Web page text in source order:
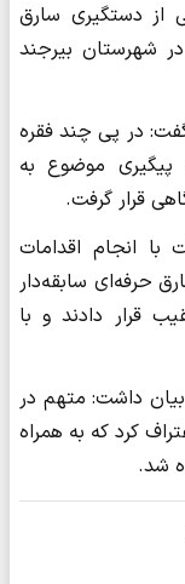
از دستگیری سارق
منزل در شهرستان بیرجند
گفت: در پی چند فقره
موضوع به
قرار گرفت.
با انجام اقدامات
حرفه‌ای سابقه‌دار
قرار دادند و با
داشت: متهم در
منزل اعتراف کرد که به همراه
شد.